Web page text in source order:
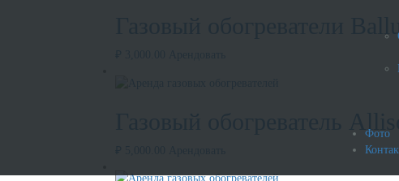
Фото
Газовый обогреватели
Газовый обогреватель